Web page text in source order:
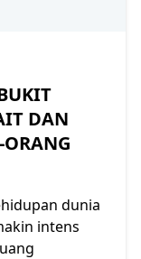
DAN
dunia
intens